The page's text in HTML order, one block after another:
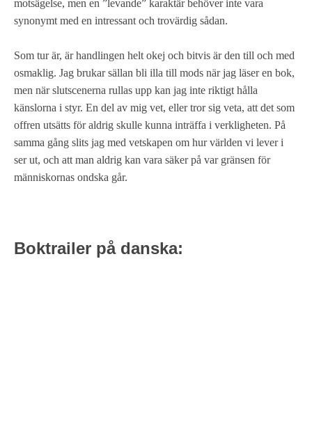
motsägelse, men en ”levande” karaktär behöver inte vara
synonymt med en intressant och trovärdig sådan.
Som tur är, är handlingen helt okej och bitvis är den till och med
osmaklig. Jag brukar sällan bli illa till mods när jag läser en bok,
men när slutscenerna rullas upp kan jag inte riktigt hålla
känslorna i styr. En del av mig vet, eller tror sig veta, att det som
offren utsätts för aldrig skulle kunna inträffa i verkligheten. På
samma gång slits jag med vetskapen om hur världen vi lever i
ser ut, och att man aldrig kan vara säker på var gränsen för
människornas ondska går.
Boktrailer på danska: